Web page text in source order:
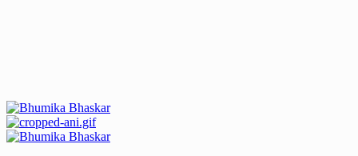
Primary